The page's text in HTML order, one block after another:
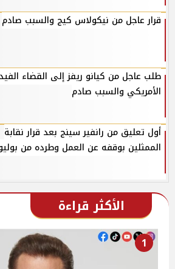
قرار عاجل من نيكولاس كيج والسبب صادم
طلب عاجل من كيانو ريفز إلى القضاء
الأمريكي والسبب صادم
أول تعليق من رانفير سينج بعد قرار نقابة
الممثلين بوقفه عن العمل وطرده من
الأكثر قراءة
1